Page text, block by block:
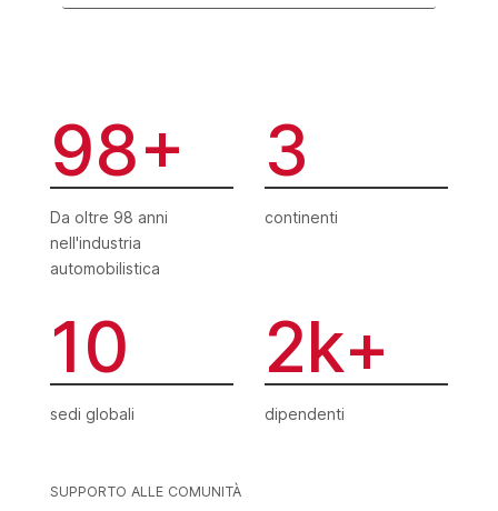
98
Da oltre 98 anni
nell'industria
automobilistica
3
continenti
10
sedi globali
2
dipendenti
SUPPORTO ALLE COMUNITÀ